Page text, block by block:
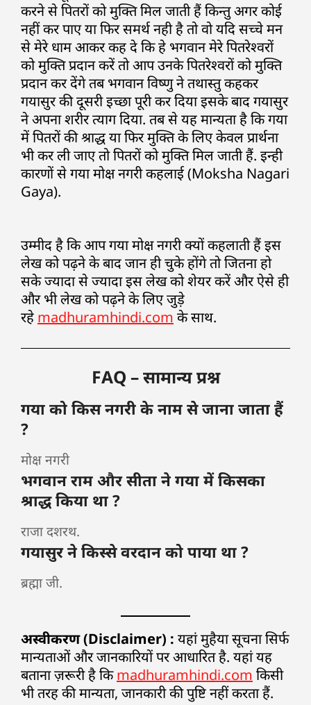
करने से पितरों को मुक्ति मिल जाती हैं किन्तु अगर कोई
नहीं कर पाए या फिर समर्थ नही है तो वो यदि सच्चे मन
से मेरे धाम आकर कह दे कि हे भगवान मेरे पितरेश्वरों
को मुक्ति प्रदान करें तो आप उनके पितरेश्वरों को मुक्ति
प्रदान कर देंगे तब भगवान विष्णु ने तथास्तु कहकर
गयासुर की दूसरी इच्छा पूरी कर दिया इसके बाद गयासुर
ने अपना शरीर त्याग दिया. तब से यह मान्यता है कि गया
में पितरों की श्राद्ध या फिर मुक्ति के लिए केवल प्रार्थना
भी कर ली जाए तो पितरों को मुक्ति मिल जाती हैं. इन्ही
कारणों से गया मोक्ष नगरी कहलाई (Moksha Nagari
Gaya).
उम्मीद है कि आप गया मोक्ष नगरी क्यों कहलाती हैं इस
लेख को पढ़ने के बाद जान ही चुके होंगे तो जितना हो
सके ज्यादा से ज्यादा इस लेख को शेयर करें और ऐसे ही
और भी लेख को पढ़ने के लिए जुड़े
रहे madhuramhindi.com के साथ.
FAQ – सामान्य प्रश्न
गया को किस नगरी के नाम से जाना जाता हैं
?
मोक्ष नगरी
भगवान राम और सीता ने गया में किसका
श्राद्ध किया था ?
राजा दशरथ.
गयासुर ने किस्से वरदान को पाया था ?
ब्रह्मा जी.
अस्वीकरण (Disclaimer) : यहां मुहैया सूचना सिर्फ
मान्यताओं और जानकारियों पर आधारित है. यहां यह
बताना ज़रूरी है किmadhuramhindi.com किसी
भी तरह की मान्यता, जानकारी की पुष्टि नहीं करता हैं.